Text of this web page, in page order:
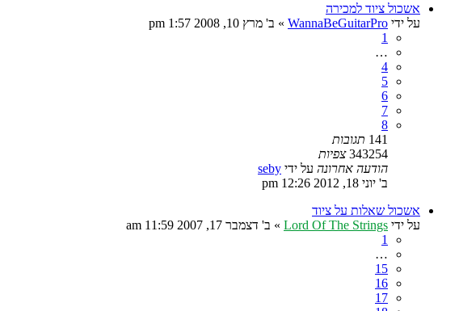
אשכול ציוד למכירה
על ידי WannaBeGuitarPro
» ב' מרץ 10, 2008 1:57 pm
1
…
4
5
6
7
8
141 תגובות
343254 צפיות
הודעה אחרונה על ידי seby
ב' יוני 18, 2012 12:26 pm
אשכול שאלות על ציוד
על ידי Lord Of The Strings
» ב' דצמבר 17, 2007 11:59 am
1
…
15
16
17